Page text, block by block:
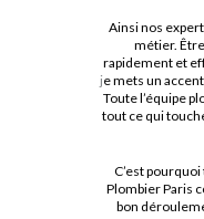
Ainsi nos
métier.
rapidement et
je mets un
Toute l’équipe
tout ce qui
C’est
Plombier Paris
bon